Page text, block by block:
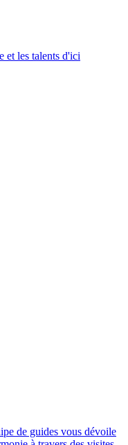
et les talents d'ici
de guides vous dévoile